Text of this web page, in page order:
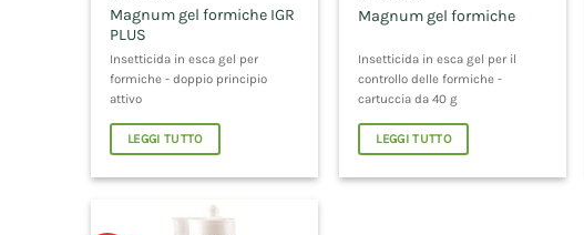
Magnum gel formiche IGR
PLUS
Insetticida in esca gel per
formiche - doppio principio
attivo
LEGGI TUTTO
Magnum gel formiche
Insetticida in esca gel per il
controllo delle formiche -
cartuccia da 40 g
LEGGI TUTTO